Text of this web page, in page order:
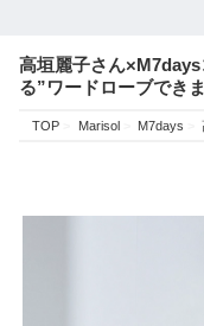
高垣麗子さん
る”ワードローブでき
TOP Marisol M7days